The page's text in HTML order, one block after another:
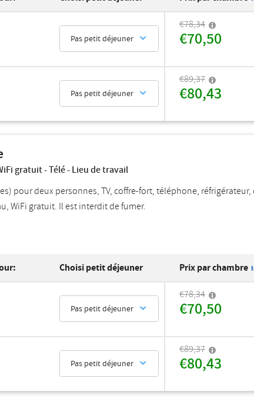
Pas petit déjeuner
€78,34
€70,50
Pas petit déjeuner
€89,37
€80,43
gratuit - Télé - Lieu de travail
pour deux personnes, TV, coffre-fort, téléphone,
WiFi gratuit. Il est interdit de fumer.
Choisi petit déjeuner Prix par chambre
Pas petit déjeuner
€78,34
€70,50
Pas petit déjeuner
€89,37
€80,43